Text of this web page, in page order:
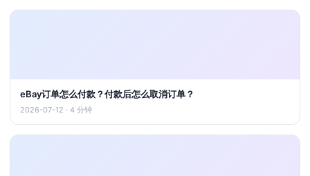
eBay订单怎么付款？付款后怎么取消订单？
2026-07-12 · 4 分钟